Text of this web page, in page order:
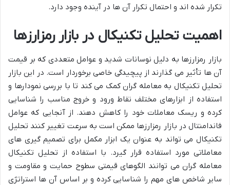
تکرار شده اند و احتمال تکرار آن ها در آینده وجود دارد.
اهمیت تحلیل تکنیکال در بازار رمزارزها
بازار رمزارزها به دلیل نوسانات شدید و عوامل متعددی که بر قیمت
آن ها تأثیر می گذارند از پیچیدگی خاصی برخوردار است. در این بازار
تحلیل تکنیکال به معامله گران کمک می کند تا با بررسی نمودارها و
استفاده از ابزارهای مختلف نقاط ورود و خروج مناسب را شناسایی
کرده و ریسک معاملات خود را کاهش دهند. از آنجایی که عوامل
فاندامنتال در بازار رمزارزها ممکن است به سرعت تغییر کنند تحلیل
تکنیکال می تواند به عنوان یک ابزار مکمل برای تصمیم گیری های
معاملاتی مورد استفاده قرار گیرد. با استفاده از تحلیل تکنیکال
معامله گران می توانند الگوهای قیمتی سطوح حمایت و مقاومت و
سایر شاخص های مهم را شناسایی کرده و بر اساس آن ها استراتژی